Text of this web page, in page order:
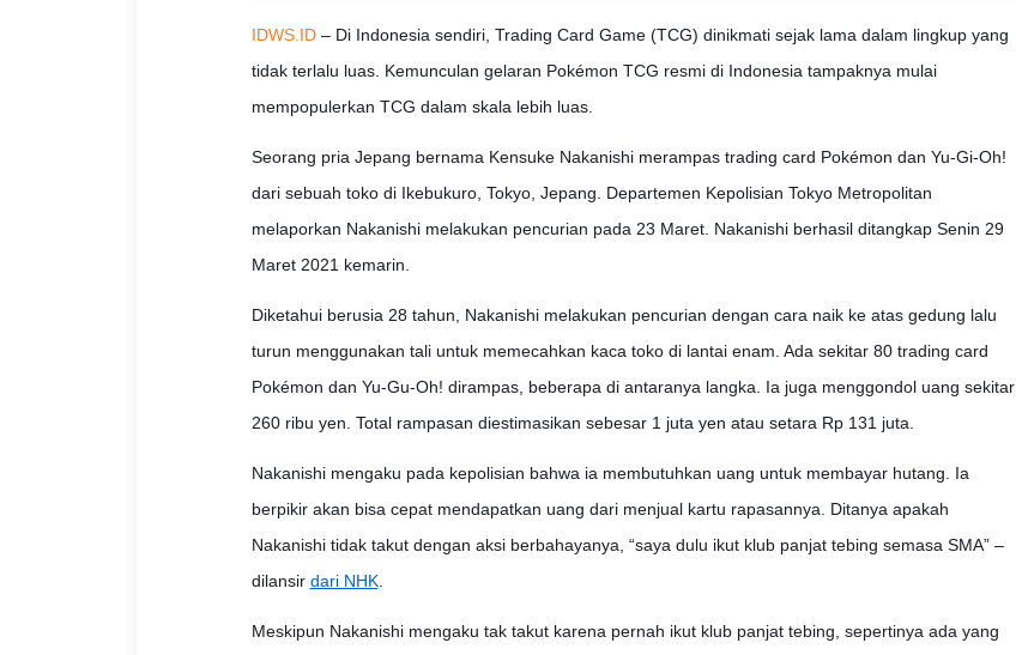
IDWS.ID– Di Indonesia sendiri, Trading Card Game (TCG) dinikmati sejak lama dalam lingkup yang
tidak terlalu luas. Kemunculan gelaran Pokémon TCG resmi di Indonesia tampaknya mulai
mempopulerkan TCG dalam skala lebih luas.
Seorang pria Jepang bernama Kensuke Nakanishi merampas trading card Pokémon dan Yu-Gi-Oh!
dari sebuah toko di Ikebukuro, Tokyo, Jepang. Departemen Kepolisian Tokyo Metropolitan
melaporkan Nakanishi melakukan pencurian pada 23 Maret. Nakanishi berhasil ditangkap Senin 29
Maret 2021 kemarin.
Diketahui berusia 28 tahun, Nakanishi melakukan pencurian dengan cara naik ke atas gedung lalu
turun menggunakan tali untuk memecahkan kaca toko di lantai enam. Ada sekitar 80 trading card
Pokémon dan Yu-Gu-Oh! dirampas, beberapa di antaranya langka. Ia juga menggondol uang sekitar
260 ribu yen. Total rampasan diestimasikan sebesar 1 juta yen atau setara Rp 131 juta.
Nakanishi mengaku pada kepolisian bahwa ia membutuhkan uang untuk membayar hutang. Ia
berpikir akan bisa cepat mendapatkan uang dari menjual kartu rapasannya. Ditanya apakah
Nakanishi tidak takut dengan aksi berbahayanya, “saya dulu ikut klub panjat tebing semasa SMA” –
dilansir dari NHK.
Meskipun Nakanishi mengaku tak takut karena pernah ikut klub panjat tebing, sepertinya ada yang